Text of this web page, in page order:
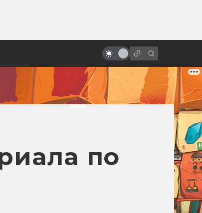
ли он проверку временем?
по